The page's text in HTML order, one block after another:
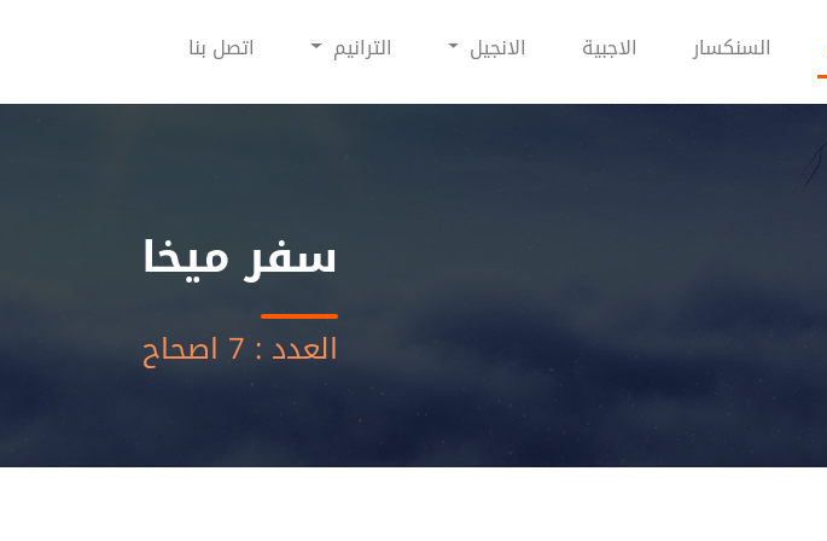
السنكسار الاجبية الانجيل الترانيم اتصل بنا
سفر ميخا
العدد : 7 اصحاح